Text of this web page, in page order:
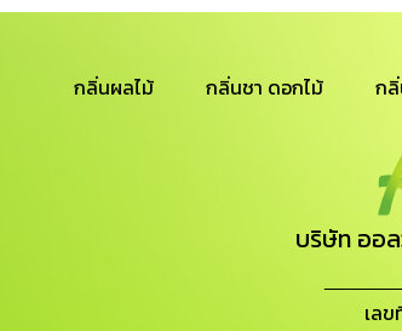
กลิ่นผลไม้ กลิ่นชา ดอกไม้ ก
บริษัท ออ
เล